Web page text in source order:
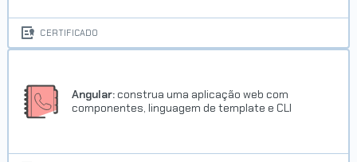
CERTIFICADO
Angular: construa uma aplicação web com
componentes, linguagem de template e CLI